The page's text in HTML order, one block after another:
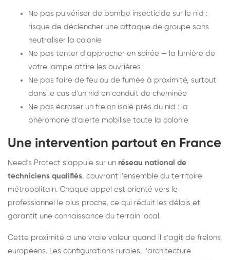
Ne pas pulvériser de bombe insecticide sur le nid :
risque de déclencher une attaque de groupe sans
neutraliser la colonie
Ne pas tenter d'approcher en soirée — la lumière de
votre lampe attire les ouvrières
Ne pas faire de feu ou de fumée à proximité, surtout
dans le cas d'un nid en conduit de cheminée
Ne pas écraser un frelon isolé près du nid : la
phéromone d'alerte mobilise toute la colonie
Une intervention partout en France
Need's Protect s'appuie sur un réseau national de
techniciens qualifiés, couvrant l'ensemble du territoire
métropolitain. Chaque appel est orienté vers le
professionnel le plus proche, ce qui réduit les délais et
garantit une connaissance du terrain local.
Cette proximité a une vraie valeur quand il s'agit de frelons
européens. Les configurations rurales, l'architecture